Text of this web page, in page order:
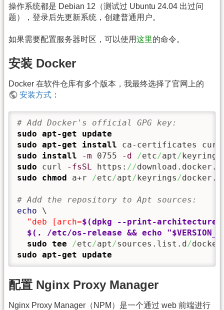
操作系统都是 Debian 12（测试过 Ubuntu 24.04 出过问
题），登录后先更新系统，创建普通用户。
如果需要配置服务器时区，可以使用这里的命令。
安装 Docker
Docker 在软件仓库有多个版本，我最终选择了官网上的
安装方式 ：
# Add Docker's official GPG key:
sudo apt-get update
sudo apt-get install
sudo
install -m 0755 -d /etc/apt/
sudo curl -fsSL https: //
sudo
chmod a+r /etc/apt/keyrings/
# Add the repository to Apt sources:
echo \
"deb [arch=$(dpkg --print-architecture)
$(. /etc/os-release && echo
sudo tee /etc/apt/sources.list.d/
sudo apt-get update
配置 Nginx Proxy Manager
Nginx Proxy Manager（NPM）是一个通过 web 前端进行